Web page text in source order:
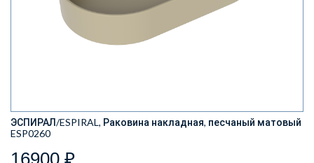
ЭСПИРАЛ/ESPIRAL, Раковина накладная, песчаный матовый
ESP0260
16900 ₽